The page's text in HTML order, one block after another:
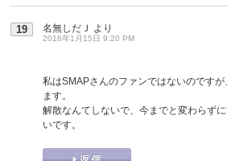
19 名無しだＪ より
2016年1月15日 9:20 PM
私はSMAPさんのファンではないのです
ます。
解散なんてしないで、今までと変わらず
いです。